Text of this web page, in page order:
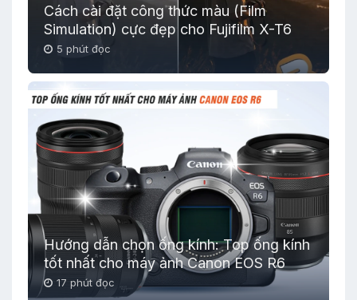
Cách cài đặt công thức màu (Film
Simulation) cực đẹp cho Fujifilm X-T6
5 phút đọc
Hướng dẫn chọn ống kính: Top ống kính
tốt nhất cho máy ảnh Canon EOS R6
17 phút đọc